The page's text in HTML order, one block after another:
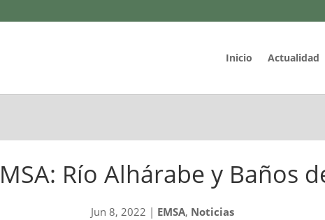
Inicio Actualidad
Río Alhárabe y Baños
Jun 8, 2022 | EMSA, Noticias